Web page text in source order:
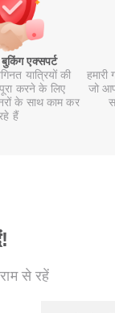
एक्सपर्ट
यात्रियों की
करने के लिए
के साथ काम कर
हैं
जो
से रहें